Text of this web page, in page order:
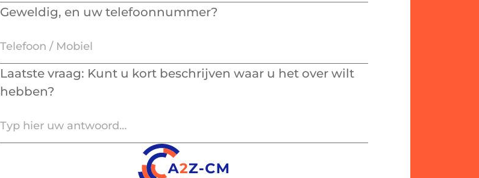
Geweldig, en uw telefoonnummer?
Laatste vraag: Kunt u kort beschrijven waar u het over wilt
hebben?